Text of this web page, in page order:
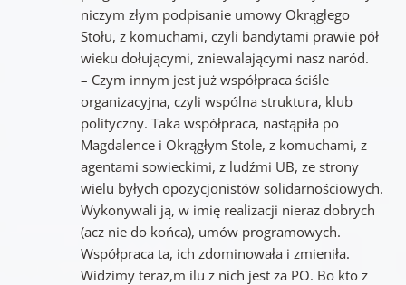
niczym złym podpisanie umowy Okrągłego
Stołu, z komuchami, czyli bandytami prawie pół
wieku dołującymi, zniewalającymi nasz naród.
– Czym innym jest już współpraca ściśle
organizacyjna, czyli wspólna struktura, klub
polityczny. Taka współpraca, nastąpiła po
Magdalence i Okrągłym Stole, z komuchami, z
agentami sowieckimi, z ludźmi UB, ze strony
wielu byłych opozycjonistów solidarnościowych.
Wykonywali ją, w imię realizacji nieraz dobrych
(acz nie do końca), umów programowych.
Współpraca ta, ich zdominowała i zmieniła.
Widzimy teraz,m ilu z nich jest za PO. Bo kto z